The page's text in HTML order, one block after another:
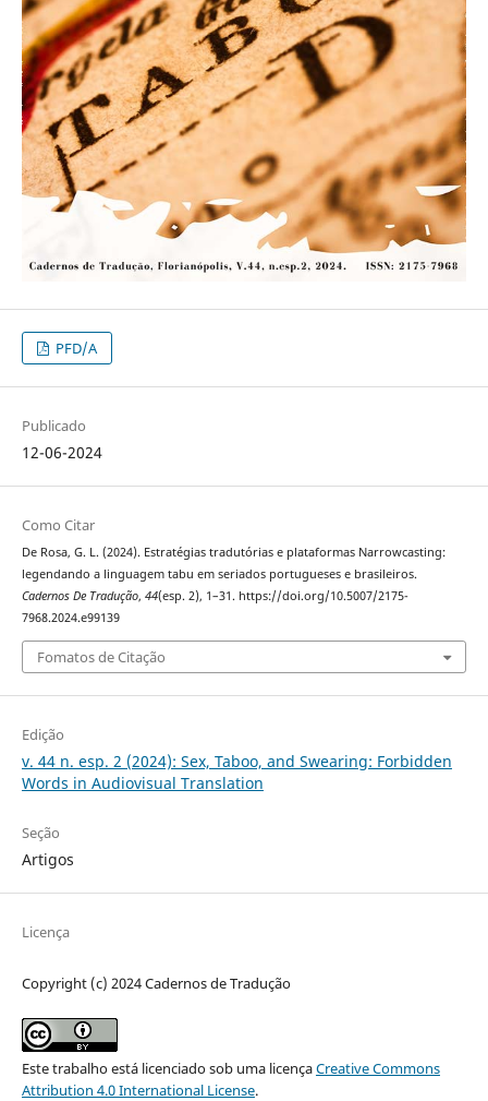
PFD/A
Publicado
12-06-2024
Como Citar
De Rosa, G. L. (2024). Estratégias tradutórias e plataformas Narrowcasting:
legendando a linguagem tabu em seriados portugueses e brasileiros.
Cadernos De Tradução, 44(esp. 2), 1–31. https://doi.org/10.5007/2175-
7968.2024.e99139
Fomatos de Citação
Edição
v. 44 n. esp. 2 (2024): Sex, Taboo, and Swearing: Forbidden
Words in Audiovisual Translation
Seção
Artigos
Licença
Copyright (c) 2024 Cadernos de Tradução
Este trabalho está licenciado sob uma licençaCreative Commons
Attribution 4.0 International License.